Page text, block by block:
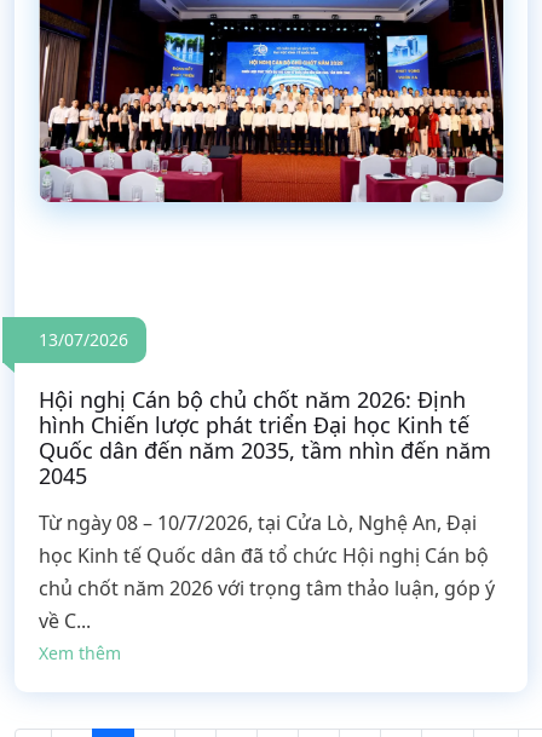
13/07/2026
Hội nghị Cán bộ chủ chốt năm 2026: Định
hình Chiến lược phát triển Đại học Kinh tế
Quốc dân đến năm 2035, tầm nhìn đến năm
2045
Từ ngày 08 – 10/7/2026, tại Cửa Lò, Nghệ An, Đại
học Kinh tế Quốc dân đã tổ chức Hội nghị Cán bộ
chủ chốt năm 2026 với trọng tâm thảo luận, góp ý
về C...
Xem thêm